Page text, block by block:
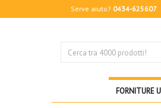
Serve aiuto? 0434-625607
FORNITURE